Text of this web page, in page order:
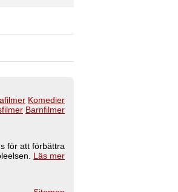
Komedier
Barnfilmer
för att förbättra
Läs mer